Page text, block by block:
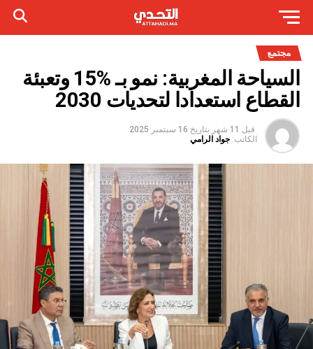
مجتمع
السياحة المغربية: نمو بـ %15 وتعبئة
القطاع استعدادا لتحديات 2030
قبل 11 شهر بتاريخ 16 سبتمبر 2025
الكاتب: جواد الرامي